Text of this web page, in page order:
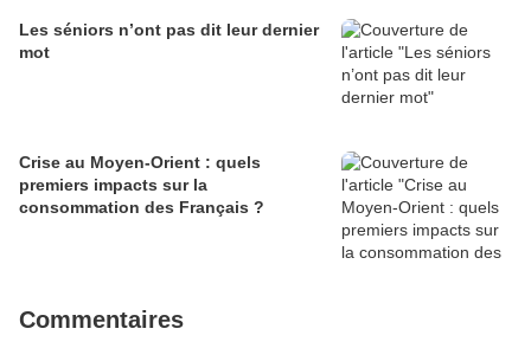
Les séniors n’ont pas dit leur dernier
mot
Crise au Moyen-Orient : quels
premiers impacts sur la
consommation des Français ?
Commentaires